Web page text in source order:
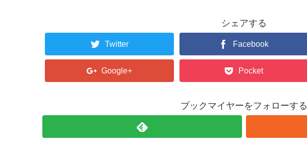
シェアする
Twitter Facebook
Google+ Pocket
ブックマイヤーをフォローする